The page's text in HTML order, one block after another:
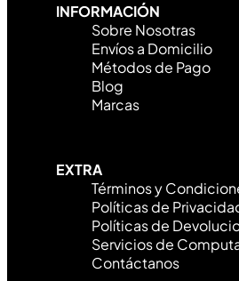
INFORMACIÓN
Sobre Nosotras
Envíos a Domicilio
Métodos de Pago
Blog
Marcas
EXTRA
Términos y
Políticas de
Políticas de
Servicios de
Contáctanos